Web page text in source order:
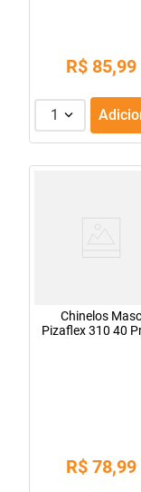
R$ 85,99
1
Chinelos Masc
Pizaflex 310 40
R$ 78,99